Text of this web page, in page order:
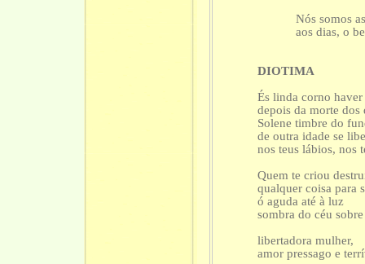
Nós somos
aos dias, o
DIOTIMA
És linda corno
depois da morte dos
Solene timbre do
de outra idade se
nos teus lábios, nos
Quem te criou
qualquer coisa para
ó aguda até à luz
sombra do céu
libertadora mulher,
amor pressago e